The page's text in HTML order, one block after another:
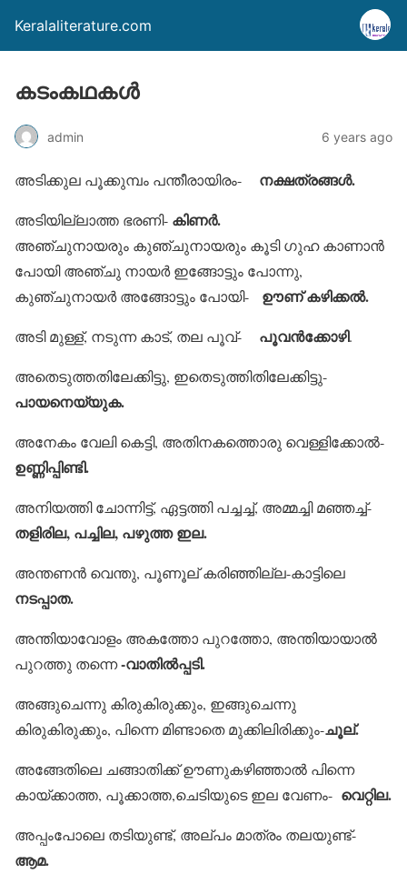
Keralaliterature.com
കടംകഥകള്‍
admin 6 years ago
അടിക്കുല പൂക്കുമ്പം പന്തീരായിരം- നക്ഷത്രങ്ങള്‍.
അടിയില്ലാത്ത ഭരണി- കിണര്‍.
അഞ്ചുനായരും കുഞ്ചുനായരും കൂടി ഗുഹ കാണാന്‍
പോയി അഞ്ചു നായര്‍ ഇങ്ങോട്ടും പോന്നു,
കുഞ്ചുനായര്‍ അങ്ങോട്ടും പോയി-
ഊണ് കഴിക്കല്‍.
അടി മുള്ള്, നടുന്ന കാട്, തല പൂവ്- പൂവന്‍ക്കോഴി.
അതെടുത്തതിലേക്കിട്ടു, ഇതെടുത്തിതിലേക്കിട്ടു-
പായനെയ്യുക.
അനേകം വേലി കെട്ടി, അതിനകത്തൊരു വെള്ളിക്കോല്‍-
ഉണ്ണിപ്പിണ്ടി.
അനിയത്തി ചോന്നിട്ട്, ഏട്ടത്തി പച്ചച്ച്, അമ്മച്ചി മഞ്ഞച്ച്-
തളിരില, പച്ചില, പഴുത്ത ഇല.
അന്തണന്‍ വെന്തു, പൂണൂല് കരിഞ്ഞില്ല-കാട്ടിലെ
നടപ്പാത.
അന്തിയാവോളം അകത്തോ പുറത്തോ, അന്തിയായാല്‍
പുറത്തു തന്നെ-വാതില്‍പ്പടി.
അങ്ങുചെന്നു കിരുകിരുക്കും, ഇങ്ങുചെന്നു
കിരുകിരുക്കും, പിന്നെ മിണ്ടാതെ മുക്കിലിരിക്കും-ചൂല്.
അങ്ങേതിലെ ചങ്ങാതിക്ക് ഊണുകഴിഞ്ഞാല്‍ പിന്നെ
കായ്ക്കാത്ത, പൂക്കാത്ത,ചെടിയുടെ ഇല വേണം- വെറ്റില.
അപ്പംപോലെ തടിയുണ്ട്, അല്പം മാത്രം തലയുണ്ട്-
ആമ.